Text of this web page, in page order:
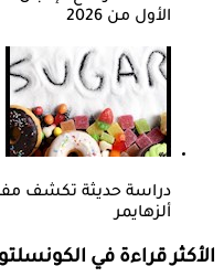
الأول من 2026
دراسة حديثة تكشف
ألزهايمر
الأكثر قراءة في الكونسلتو